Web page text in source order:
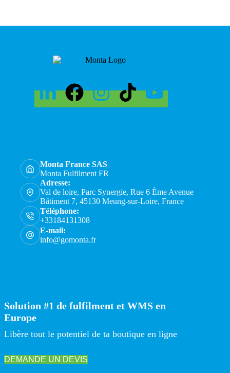
Monta France SAS
Monta Fulfilment FR
Adresse:
Val de loire, Parc Synergie, Rue 6 Ème Avenue
Bâtiment 7, 45130 Meung-sur-Loire, France
Téléphone:
+33184131308
E-mail:
info@gomonta.fr
Solution #1 de fulfilment et WMS en
Europe
Libère tout le potentiel de ta boutique en ligne
DEMANDE UN DEVIS